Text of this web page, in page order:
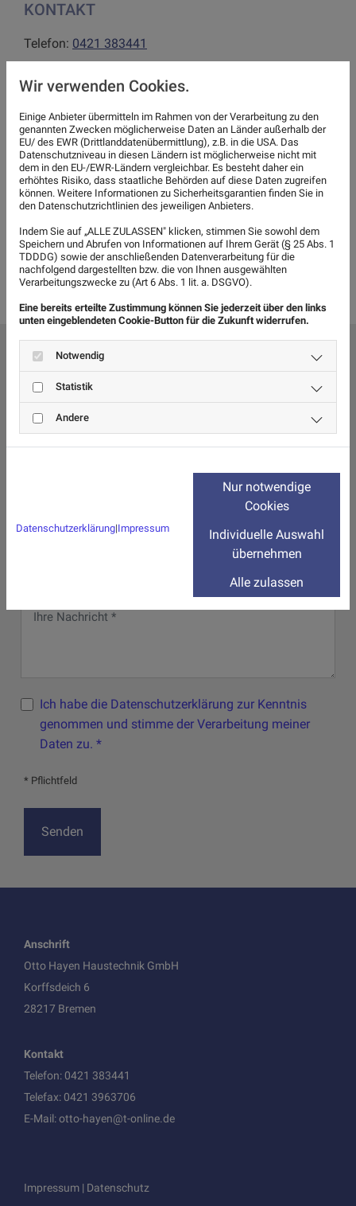
KONTAKT
Telefon: 0421 383441
E-Mail:
otto-hayen@t-online.de
Google Maps inaktiv
kann dieses Modul nicht geladen
werden.
Wenn Sie dieses Modul sehen
möchten, passen Sie bitte Ihre
Cookie-Einstellungen entsprechend
Cookie Einstellungen
SCHREIBEN SIE UNS EINE
NACHRICHT
Ich habe die Datenschutzerklärung zur Kenntnis
genommen und stimme der Verarbeitung meiner
Daten zu. *
* Pflichtfeld
Anschrift
Otto Hayen Haustechnik GmbH
Korffsdeich 6
28217 Bremen
Kontakt
Telefon: 0421 383441
Telefax: 0421 3963706
E-Mail:otto-hayen@t-online.de
Impressum | Datenschutz
Wir verwenden Cookies.
Einige Anbieter übermitteln im Rahmen von der Verarbeitung zu den
genannten Zwecken möglicherweise Daten an Länder außerhalb der
EU/ des EWR (Drittlanddatenübermittlung), z.B. in die USA. Das
Datenschutzniveau in diesen Ländern ist möglicherweise nicht mit
dem in den EU-/EWR-Ländern vergleichbar. Es besteht daher ein
erhöhtes Risiko, dass staatliche Behörden auf diese Daten zugreifen
können. Weitere Informationen zu Sicherheitsgarantien finden Sie in
den Datenschutzrichtlinien des jeweiligen Anbieters.
Indem Sie auf „ALLE ZULASSEN" klicken, stimmen Sie sowohl dem
Speichern und Abrufen von Informationen auf Ihrem Gerät (§ 25 Abs. 1
TDDDG) sowie der anschließenden Datenverarbeitung für die
nachfolgend dargestellten bzw. die von Ihnen ausgewählten
Verarbeitungszwecke zu (Art 6 Abs. 1 lit. a. DSGVO).
Eine bereits erteilte Zustimmung können Sie jederzeit über den links
unten eingeblendeten Cookie-Button für die Zukunft widerrufen.
Notwendig
Statistik
Andere
Datenschutzerklärung|Impressum
Nur notwendige
Cookies
Individuelle Auswahl
übernehmen
Alle zulassen